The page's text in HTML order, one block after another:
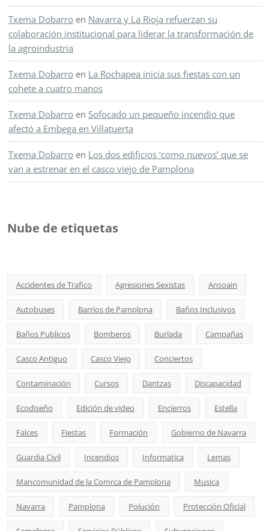
Txema Dobarro en Navarra y La Rioja refuerzan su
colaboración institucional para liderar la transformación de
la agroindustria
Txema Dobarro en La Rochapea inicia sus fiestas con un
cohete a cuatro manos
Txema Dobarro en Sofocado un pequeño incendio que
afectó a Embega en Villatuerta
Txema Dobarro en Los dos edificios ‘como nuevos’ que se
van a estrenar en el casco viejo de Pamplona
Nube de etiquetas
Accidentes de Trafico Agresiones Sexistas Ansoain
Autobuses Barrios de Pamplona Baños Inclusivos
Baños Publicos Bomberos Burlada Campañas
Casco Antiguo Casco Viejo Conciertos
Contaminación Cursos Dantzas Discapacidad
Ecodiseño Edición de video Encierros Estella
Falces Fiestas Formación Gobierno de Navarra
Guardia Civil Incendios Informatica Lemas
Mancomunidad de la Comrca de Pamplona Musica
Navarra Pamplona Polución Protección Oficial